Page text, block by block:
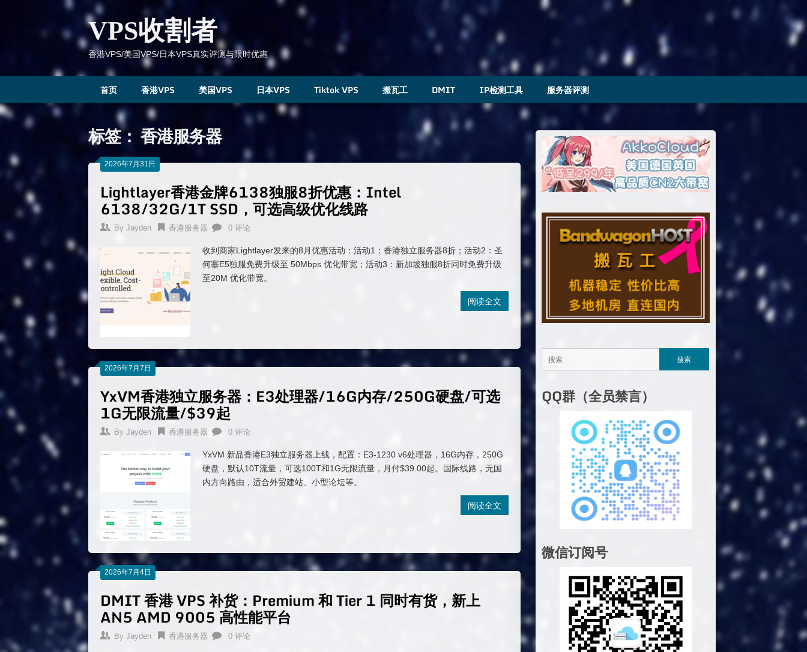
VPS收割者
香港VPS/美国VPS/日本VPS真实评测与限时优惠
首页 香港VPS 美国VPS 日本VPS Tiktok VPS 搬瓦工 DMIT IP检测工具 服务器评测
标签： 香港服务器
2026年7月31日
Lightlayer香港金牌6138独服8折优惠：Intel
6138/32G/1T SSD，可选高级优化线路
By Jayden 香港服务器 0 评论
收到商家Lightlayer发来的8月优惠活动：活动1：香港独立服务器8折；活动2：圣
何塞E5独服免费升级至 50Mbps 优化带宽；活动3：新加坡独服8折同时免费升级
至20M 优化带宽。
阅读全文
2026年7月7日
YxVM香港独立服务器：E3处理器/16G内存/250G硬盘/可选
1G无限流量/$39起
By Jayden 香港服务器 0 评论
YxVM 新品香港E3独立服务器上线，配置：E3-1230 v6处理器，16G内存，250G
硬盘，默认10T流量，可选100T和1G无限流量，月付$39.00起。国际线路，无国
内方向路由，适合外贸建站、小型论坛等。
阅读全文
2026年7月4日
DMIT 香港 VPS 补货：Premium 和 Tier 1 同时有货，新上
AN5 AMD 9005 高性能平台
By Jayden 香港服务器 0 评论
QQ群（全员禁言）
微信订阅号